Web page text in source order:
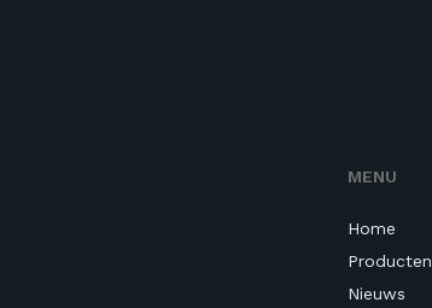
MENU
Home
Producten
Nieuws